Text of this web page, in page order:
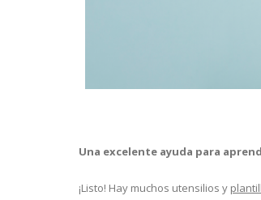
Una excelente ayuda para
¡Listo! Hay muchos utensilios y